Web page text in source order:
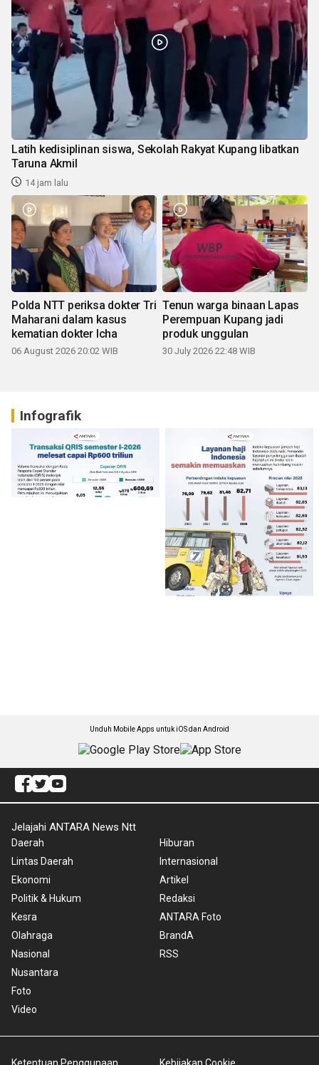
Latih kedisiplinan siswa, Sekolah Rakyat Kupang libatkan
Taruna Akmil
14 jam lalu
Polda NTT periksa dokter Tri
Maharani dalam kasus
kematian dokter Icha
06 August 2026 20:02 WIB
Tenun warga binaan Lapas
Perempuan Kupang jadi
produk unggulan
30 July 2026 22:48 WIB
Infografik
Unduh Mobile Apps untuk iOS dan Android
Jelajahi ANTARA News Ntt
Daerah
Lintas Daerah
Ekonomi
Politik & Hukum
Kesra
Olahraga
Nasional
Nusantara
Foto
Video
Hiburan
Internasional
Artikel
Redaksi
ANTARA Foto
BrandA
RSS
Ketentuan Penggunaan Kebijakan Cookie